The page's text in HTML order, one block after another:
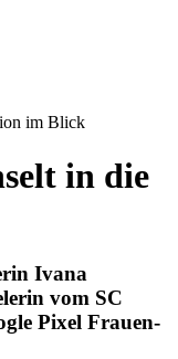
im Blick
in die
Ivana
vom SC
Pixel Frauen-